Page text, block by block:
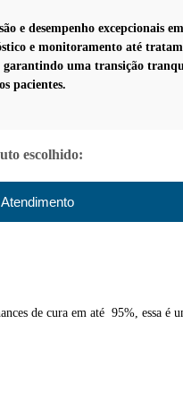
e desempenho excepcionais
e monitoramento até
garantindo uma transição
pacientes.
escolhido:
Atendimento
de cura em até 95%, essa é